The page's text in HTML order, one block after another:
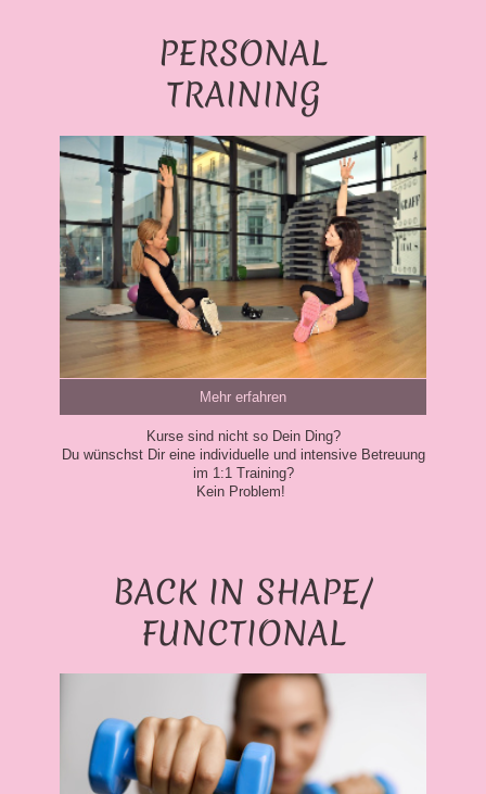
PERSONAL
TRAINING
Mehr erfahren
Kurse sind nicht so Dein Ding?
Du wünschst Dir eine individuelle und intensive Betreuung
im 1:1 Training?
Kein Problem!
BACK IN SHAPE/
FUNCTIONAL